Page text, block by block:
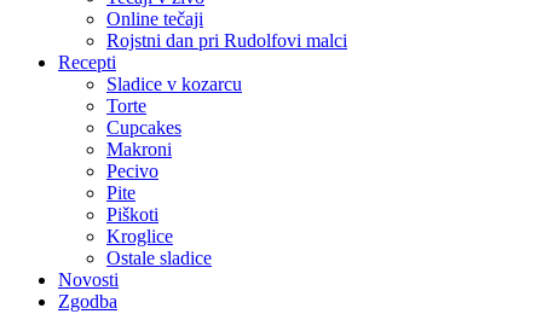
Online tečaji
Rojstni dan pri Rudolfovi malci
Recepti
Sladice v kozarcu
Torte
Cupcakes
Makroni
Pecivo
Pite
Piškoti
Kroglice
Ostale sladice
Novosti
Zgodba